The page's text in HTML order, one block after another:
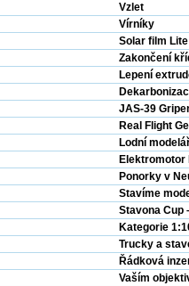
Vzlet
Vírníky
Solar film Lite
Zakončení
Lepení
JAS-39
Real Flight
Lodní
Elektromotor
Ponorky v
Stavíme
Stavona Cup
Kategorie
Trucky a
Řádková
Vaším